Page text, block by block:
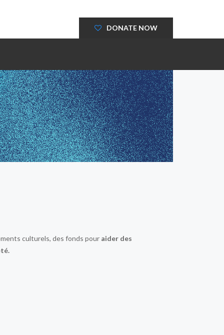
DONATE NOW
culturels, des fonds pour aider des